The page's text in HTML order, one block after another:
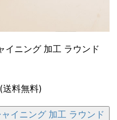
イニング 加工 ラウンド
料無料)
イニング 加工 ラウンド